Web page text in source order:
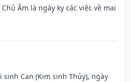
Chủ Âm là ngày kỵ các việc về mai
sinh Can (Kim sinh Thủy), ngày